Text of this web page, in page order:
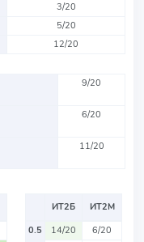
3/20
5/20
12/20
9/20
6/20
11/20
ИТ2Б
ИТ2М
0.5
14/20
6/20